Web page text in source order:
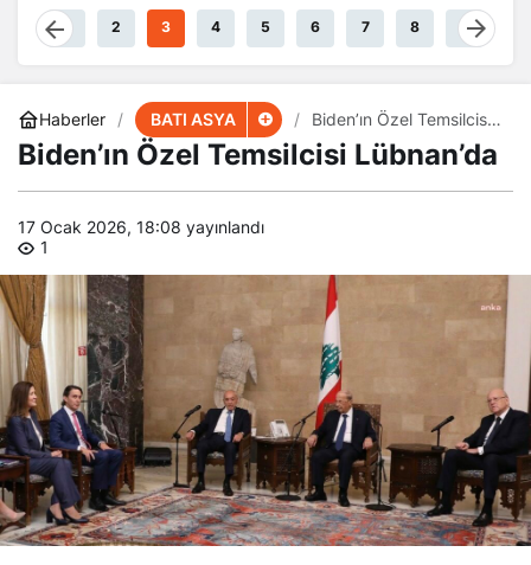
1 2 3 4 5 6 7 8 9
Haberler BATI ASYA
Biden’ın Özel Temsilcisi
Lübnan’da
Biden’ın Özel Temsilcisi Lübnan’da
17 Ocak 2026, 18:08 yayınlandı
1